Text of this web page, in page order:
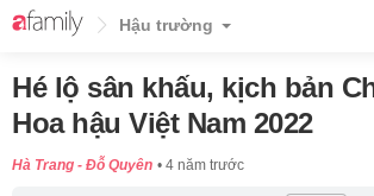
Hậu trường
Hé lộ sân khấu, kịch bản
Hoa hậu Việt Nam 2022
Hà Trang - Đỗ Quyên 4 năm trước